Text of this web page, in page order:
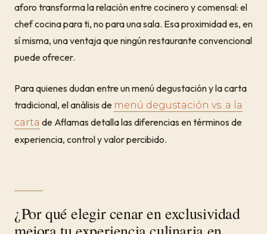
aforo transforma la relación entre cocinero y comensal: el
chef cocina para ti, no para una sala. Esa proximidad es, en
sí misma, una ventaja que ningún restaurante convencional
puede ofrecer.
Para quienes dudan entre un menú degustación y la carta
tradicional, el análisis de menú degustación vs. a la
carta de Aflamas detalla las diferencias en términos de
experiencia, control y valor percibido.
¿Por qué elegir cenar en exclusividad